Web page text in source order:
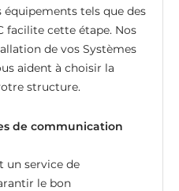
tels que des
facilite cette étape. Nos
de vos Systèmes
aident à choisir la
structure.
de communication
un service de
le bon